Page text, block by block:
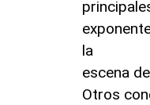
la
escena
Otros